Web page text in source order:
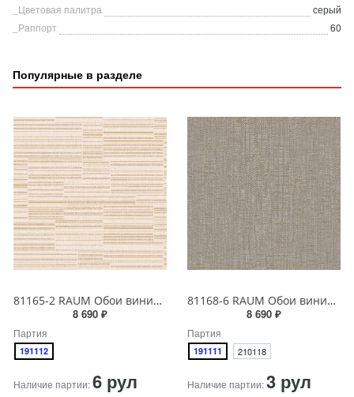
_Цветовая палитра
серый
_Раппорт
60
Популярные в разделе
81165-2 RAUM Обои виниловые на бумажной основе 1.06*15.5
8 690 ₽
Партия
191112
Наличие партии:6 рул
81168-6 RAUM Обои виниловые на бумажной основе 1.06*15.5
8 690 ₽
Партия
191111 210118
Наличие партии:3 рул